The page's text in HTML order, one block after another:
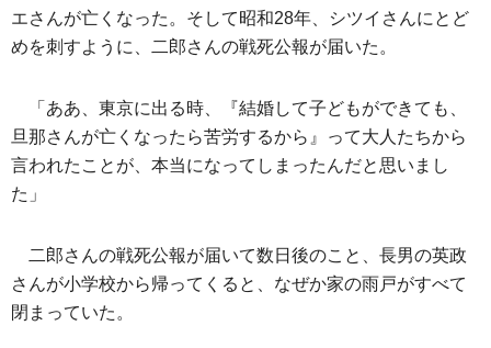
エさんが亡くなった。そして昭和28年、シツイさんにとど
めを刺すように、二郎さんの戦死公報が届いた。
「ああ、東京に出る時、『結婚して子どもができても、
旦那さんが亡くなったら苦労するから』って大人たちから
言われたことが、本当になってしまったんだと思いまし
た」
二郎さんの戦死公報が届いて数日後のこと、長男の英政
さんが小学校から帰ってくると、なぜか家の雨戸がすべて
閉まっていた。